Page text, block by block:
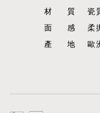
材質瓷
面感柔
產地歐